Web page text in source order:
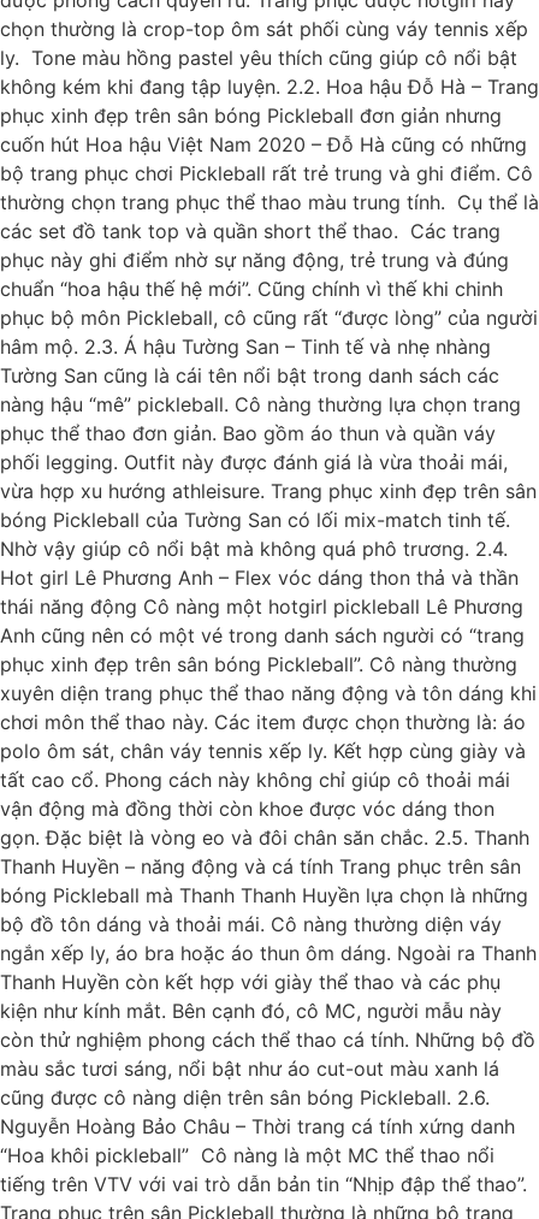
chọn thường là crop-top ôm sát phối cùng váy tennis xếp
ly. Tone màu hồng pastel yêu thích cũng giúp cô nổi bật
không kém khi đang tập luyện. 2.2. Hoa hậu Đỗ Hà – Trang
phục xinh đẹp trên sân bóng Pickleball đơn giản nhưng
cuốn hút Hoa hậu Việt Nam 2020 – Đỗ Hà cũng có những
bộ trang phục chơi Pickleball rất trẻ trung và ghi điểm. Cô
thường chọn trang phục thể thao màu trung tính. Cụ thể là
các set đồ tank top và quần short thể thao. Các trang
phục này ghi điểm nhờ sự năng động, trẻ trung và đúng
chuẩn “hoa hậu thế hệ mới”. Cũng chính vì thế khi chinh
phục bộ môn Pickleball, cô cũng rất “được lòng” của người
hâm mộ. 2.3. Á hậu Tường San – Tinh tế và nhẹ nhàng
Tường San cũng là cái tên nổi bật trong danh sách các
nàng hậu “mê” pickleball. Cô nàng thường lựa chọn trang
phục thể thao đơn giản. Bao gồm áo thun và quần váy
phối legging. Outfit này được đánh giá là vừa thoải mái,
vừa hợp xu hướng athleisure. Trang phục xinh đẹp trên sân
bóng Pickleball của Tường San có lối mix-match tinh tế.
Nhờ vậy giúp cô nổi bật mà không quá phô trương. 2.4.
Hot girl Lê Phương Anh – Flex vóc dáng thon thả và thần
thái năng động Cô nàng một hotgirl pickleball Lê Phương
Anh cũng nên có một vé trong danh sách người có “trang
phục xinh đẹp trên sân bóng Pickleball”. Cô nàng thường
xuyên diện trang phục thể thao năng động và tôn dáng khi
chơi môn thể thao này. Các item được chọn thường là: áo
polo ôm sát, chân váy tennis xếp ly. Kết hợp cùng giày và
tất cao cổ. Phong cách này không chỉ giúp cô thoải mái
vận động mà đồng thời còn khoe được vóc dáng thon
gọn. Đặc biệt là vòng eo và đôi chân săn chắc. 2.5. Thanh
Thanh Huyền – năng động và cá tính Trang phục trên sân
bóng Pickleball mà Thanh Thanh Huyền lựa chọn là những
bộ đồ tôn dáng và thoải mái. Cô nàng thường diện váy
ngắn xếp ly, áo bra hoặc áo thun ôm dáng. Ngoài ra Thanh
Thanh Huyền còn kết hợp với giày thể thao và các phụ
kiện như kính mắt. Bên cạnh đó, cô MC, người mẫu này
còn thử nghiệm phong cách thể thao cá tính. Những bộ đồ
màu sắc tươi sáng, nổi bật như áo cut-out màu xanh lá
cũng được cô nàng diện trên sân bóng Pickleball. 2.6.
Nguyễn Hoàng Bảo Châu – Thời trang cá tính xứng danh
“Hoa khôi pickleball” Cô nàng là một MC thể thao nổi
tiếng trên VTV với vai trò dẫn bản tin “Nhịp đập thể thao”.
Trang phục trên sân Pickleball thường là những bộ trang